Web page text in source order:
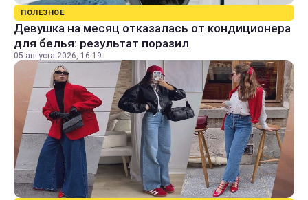
ПОЛЕЗНОЕ
Девушка на месяц отказалась от кондиционера
для белья: результат поразил
05 августа 2026, 16:19